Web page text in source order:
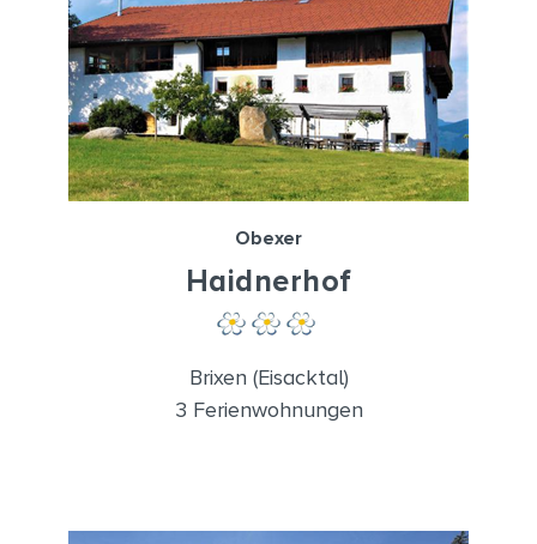
Obexer
Haidnerhof
Brixen (Eisacktal)
3 Ferienwohnungen